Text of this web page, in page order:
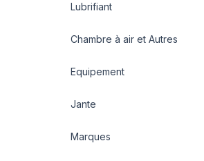
Lubrifiant
Chambre à air et Autres
Equipement
Jante
Marques